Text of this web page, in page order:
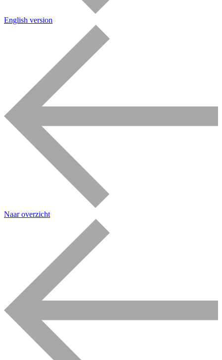
English version
Naar overzicht